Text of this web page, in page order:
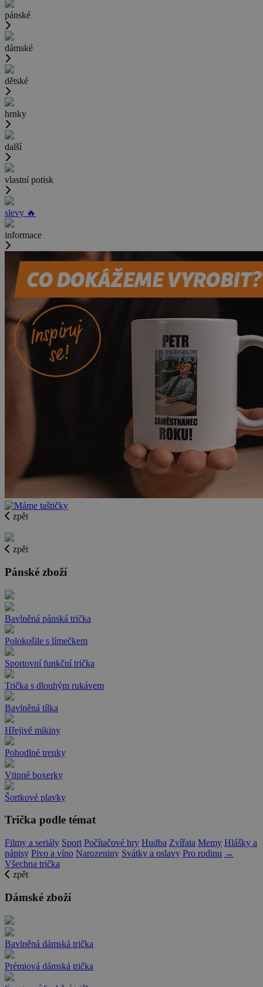
pánské
dámské
dětské
hrnky
další
vlastní potisk
slevy 🔥
informace
zpět
zpět
Pánské zboží
Bavlněná pánská trička
Polokošile s límečkem
Sportovní funkční trička
Trička s dlouhým rukávem
Bavlněná tílka
Hřejivé mikiny
Pohodlné trenky
Vtipné boxerky
Šortkové plavky
Trička podle témat
Filmy a seriály Sport Počítačové hry Hudba Zvířata Memy Hlášky a
nápisy Pivo a víno Narozeniny Svátky a oslavy Pro rodinu →
Všechna trička
zpět
Dámské zboží
Bavlněná dámská trička
Prémiová dámská trička